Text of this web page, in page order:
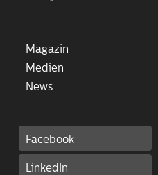
Magazin
Medien
News
Facebook
LinkedIn